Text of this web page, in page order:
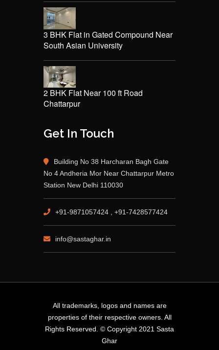
3 BHK Flat in Gated Compound Near
South Asian University
2 BHK Flat Near 100 ft Road
Chattarpur
Get In Touch
Building No 38 Harcharan Bagh Gate
No 4 Andheria Mor Near Chattarpur Metro
Station New Delhi 110030
+91-9871057424 , +91-7428577424
info@sastaghar.in
All trademarks, logos and names are
properties of their respective owners. All
Rights Reserved. © Copyright 2021 Sasta
Ghar